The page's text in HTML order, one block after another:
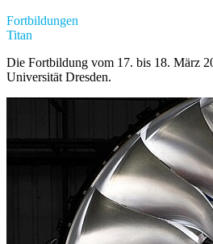
Fortbildungen
Titan
Die Fortbildung vom 17. bis 18. März
Universität Dresden.